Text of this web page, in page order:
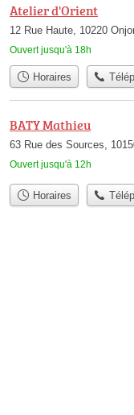
Atelier d'Orient
12 Rue Haute, 10220
Ouvert jusqu'à 18h
Horaires
BATY Mathieu
63 Rue des Sources,
Ouvert jusqu'à 12h
Horaires